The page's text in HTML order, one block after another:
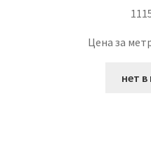
Цена за
нет